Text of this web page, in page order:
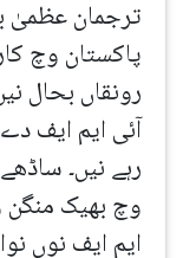
ترجمان عظمیٰ
پاکستان وچ
رونقاں بحال
آئی ایم ایف
وچ بھیک
ایم ایف نوں